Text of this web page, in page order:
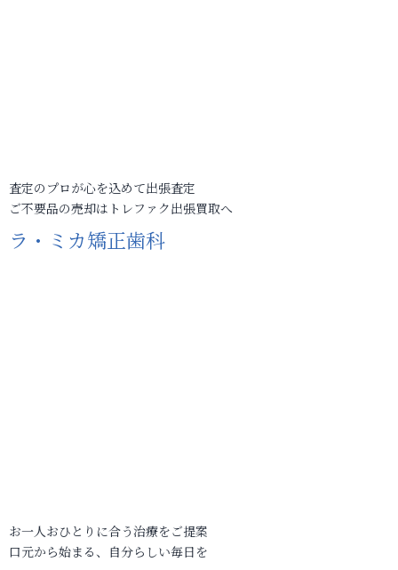
査定のプロが心を込めて出張査定
ご不要品の売却はトレファク出張買取へ
ラ・ミカ矯正歯科
お一人おひとりに合う治療をご提案
口元から始まる、自分らしい毎日を